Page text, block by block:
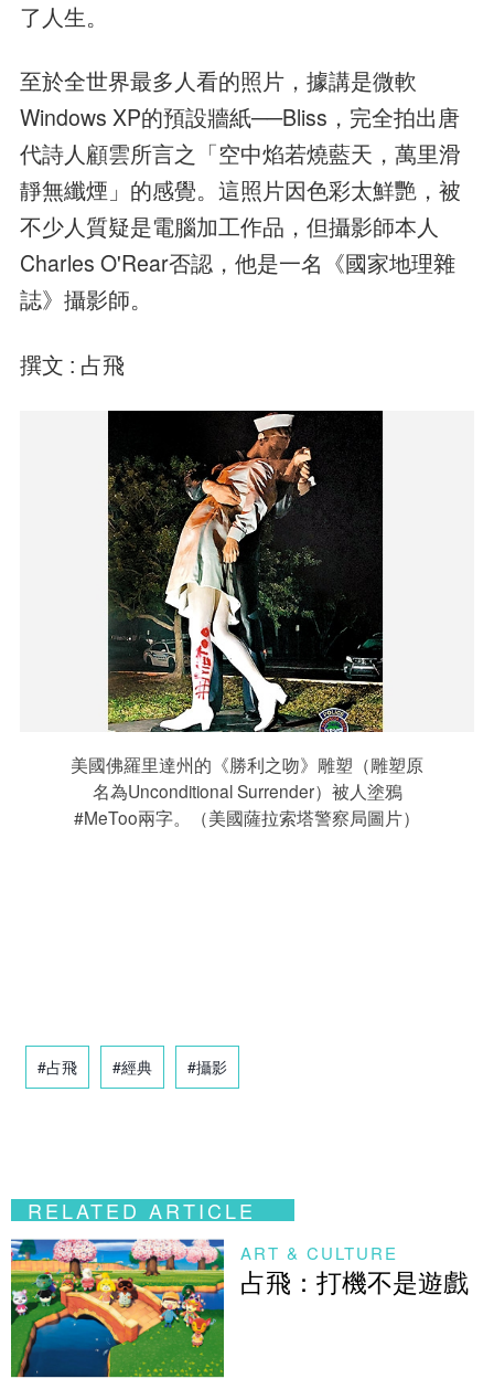
了人生。
至於全世界最多人看的照片，據講是微軟
Windows XP的預設牆紙──Bliss，完全拍出唐
代詩人顧雲所言之「空中焰若燒藍天，萬里滑
靜無纖煙」的感覺。這照片因色彩太鮮艷，被
不少人質疑是電腦加工作品，但攝影師本人
Charles O'Rear否認，他是一名《國家地理雜
誌》攝影師。
撰文 : 占飛
美國佛羅里達州的《勝利之吻》雕塑（雕塑原
名為Unconditional Surrender）被人塗鴉
#MeToo兩字。（美國薩拉索塔警察局圖片）
#占飛 #經典 #攝影
RELATED ARTICLE
ART & CULTURE
占飛：打機不是遊戲